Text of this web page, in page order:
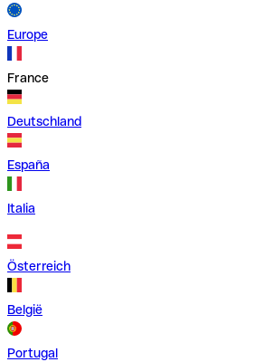
Europe
France
Deutschland
España
Italia
Österreich
België
Portugal